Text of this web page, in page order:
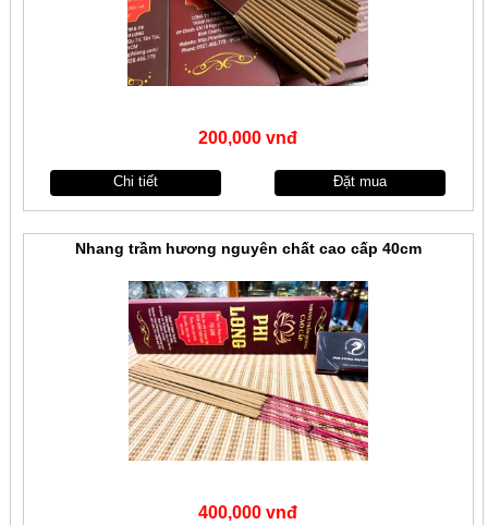
200,000 vnđ
Chi tiết Đặt mua
Nhang trầm hương nguyên chất cao cấp 40cm
400,000 vnđ